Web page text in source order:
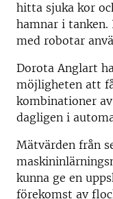
hitta sjuka kor
hamnar i
med robotar
Dorota Anglart
möjligheten att
kombinationer
dagligen i
Mätvärden från
kunna ge en
förekomst av